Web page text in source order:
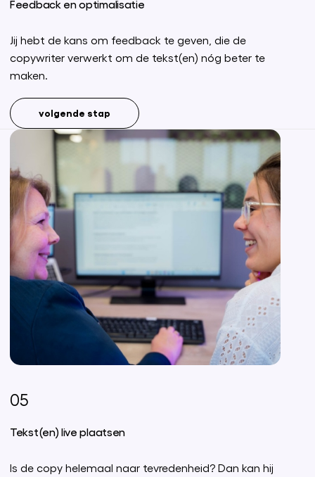
Feedback en optimalisatie
Jij hebt de kans om feedback te geven, die de
copywriter verwerkt om de tekst(en) nóg beter te
maken.
volgende stap
05
Tekst(en) live plaatsen
Is de copy helemaal naar tevredenheid? Dan kan hij